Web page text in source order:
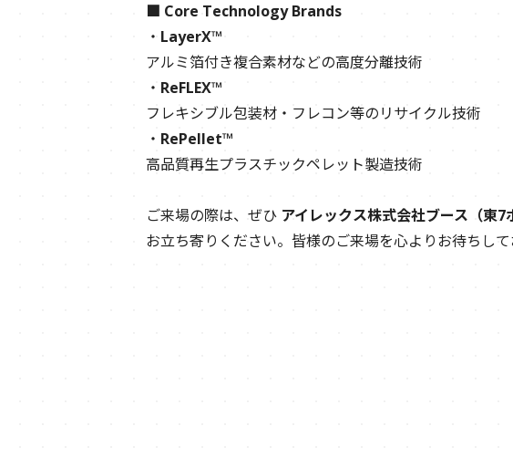
■ Core Technology Brands
・ LayerX™
アルミ箔付き複合素材などの高度分離技術
・ ReFLEX™
フレキシブル包装材・フレコン等のリサイクル技術
・ RePellet™
高品質再生プラスチックペレット製造技術
ご来場の際は、ぜひ アイレックス株式会社ブース（東7
お立ち寄りください。皆様のご来場を心よりお待ちして